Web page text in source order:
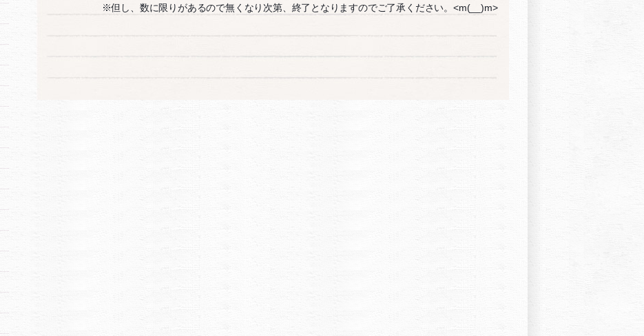
※但し、数に限りがあるので無くなり次第、終了となりますのでご了承ください。<m(__)m>